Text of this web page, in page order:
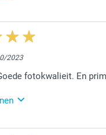
2024
dienst te mogen zijn!
groeten,
2023
fotokwalieit. En